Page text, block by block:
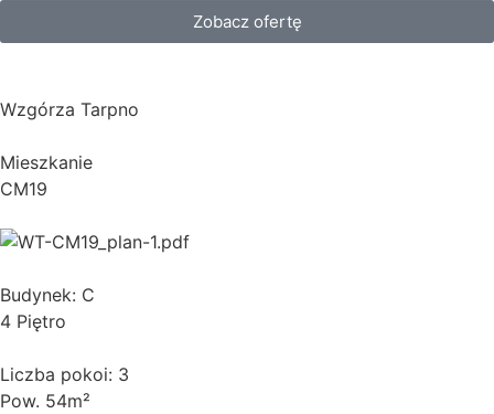
Zobacz ofertę
Wzgórza Tarpno
Mieszkanie
CM19
Budynek: C
4 Piętro
Liczba pokoi: 3
Pow. 54m²